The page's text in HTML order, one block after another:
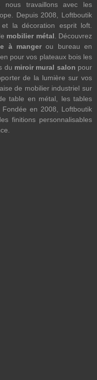
nous travaillons avec les
Depuis 2008, Loftboutik
la décoration esprit loft.
mobilier métal . Découvrez
à mangerou bureau en
pour vos plateaux bois les
du miroir mural salon pour
de la lumière sur vos
de mobilier industriel sur
table en métal, les tables
en 2008, Loftboutik
finitions personnalisables